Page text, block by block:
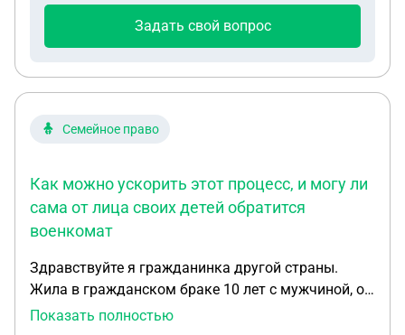
Задать свой вопрос
Семейное право
Как можно ускорить этот процесс, и могу ли
сама от лица своих детей обратится
военкомат
Здравствуйте я гражданинка другой страны.
Жила в гражданском браке 10 лет с мужчиной, он
гражданин РФ. Трое детей несовершеннолетние,
Показать полностью